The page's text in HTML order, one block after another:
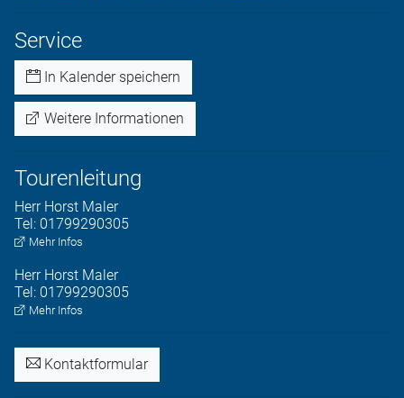
Service
In Kalender speichern
Weitere Informationen
Tourenleitung
Herr Horst Maler
Tel: 01799290305
Mehr Infos
Herr Horst Maler
Tel: 01799290305
Mehr Infos
Kontaktformular